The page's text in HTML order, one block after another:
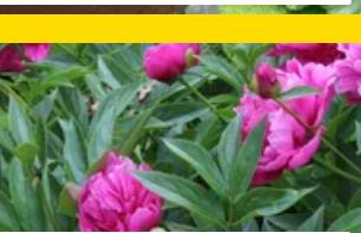
So sorgen Sie für perfekten Halt